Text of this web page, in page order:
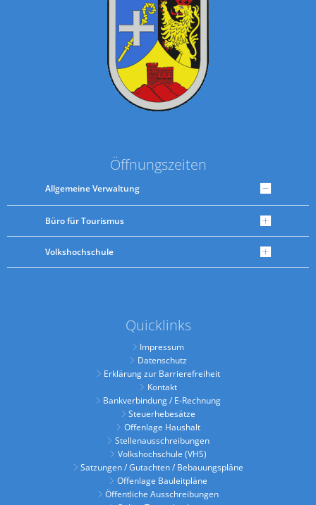
Öffnungszeiten
Allgemeine Verwaltung
Büro für Tourismus
Volkshochschule
Quicklinks
Impressum
Datenschutz
Erklärung zur Barrierefreiheit
Kontakt
Bankverbindung / E-Rechnung
Steuerhebesätze
Offenlage Haushalt
Stellenausschreibungen
Volkshochschule (VHS)
Satzungen / Gutachten / Bebauungspläne
Offenlage Bauleitpläne
Öffentliche Ausschreibungen